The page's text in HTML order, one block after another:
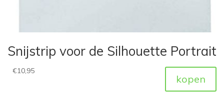
Snijstrip voor de Silhouette Portrait
€10,95
kopen